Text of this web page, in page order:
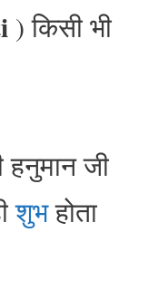
) किसी भी
हनुमान जी
शुभहोता